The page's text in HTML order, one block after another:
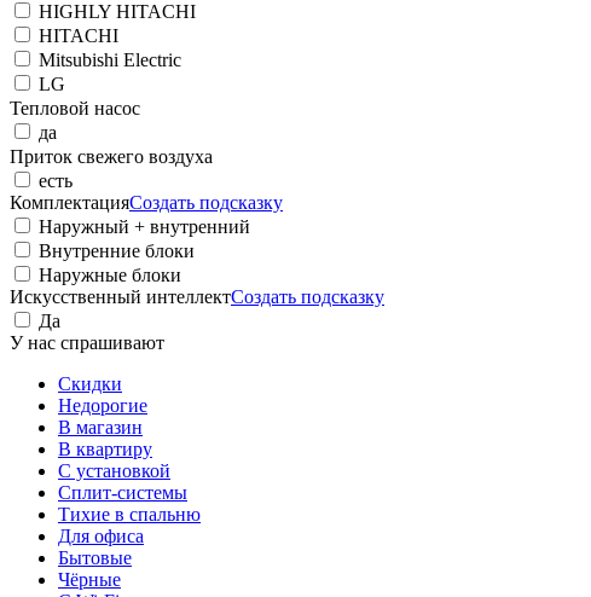
HIGHLY HITACHI
HITACHI
Mitsubishi Electric
LG
Тепловой насос
да
Приток свежего воздуха
есть
КомплектацияСоздать подсказку
Наружный + внутренний
Внутренние блоки
Наружные блоки
Искусственный интеллектСоздать подсказку
Да
У нас спрашивают
Cкидки
Недорогие
В магазин
В квартиру
С установкой
Сплит-системы
Тихие в спальню
Для офиса
Бытовые
Чёрные